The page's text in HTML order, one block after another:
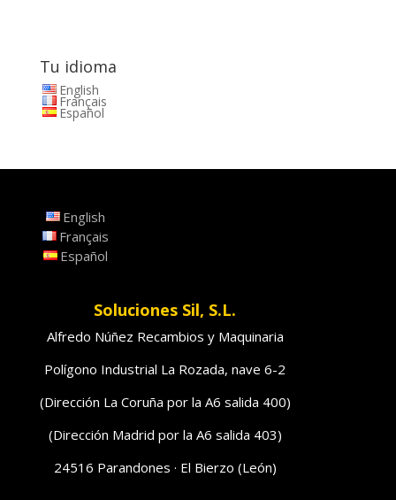
Tu idioma
English
Français
Español
English
Français
Español
Soluciones Sil, S.L.
Alfredo Núñez Recambios y Maquinaria
Polígono Industrial La Rozada, nave 6-2
(Dirección La Coruña por la A6 salida 400)
(Dirección Madrid por la A6 salida 403)
24516 Parandones · El Bierzo (León)